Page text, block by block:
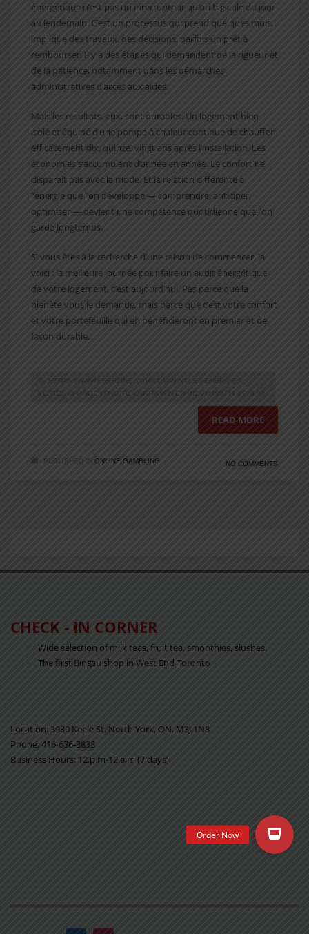
énergétique n’est pas un interrupteur qu’on bascule du jour
au lendemain. C’est un processus qui prend quelques mois,
implique des travaux, des décisions, parfois un prêt à
rembourser. Il y a des étapes qui demandent de la rigueur et
de la patience, notamment dans les démarches
administratives d’accès aux aides.
Mais les résultats, eux, sont durables. Un logement bien
isolé et équipé d’une pompe à chaleur continue de chauffer
efficacement dix, quinze, vingt ans après l’installation. Les
économies s’accumulent d’année en année. Le confort ne
disparaît pas avec la mode. Et la relation différente à
l’énergie que l’on développe — comprendre, anticiper,
optimiser — devient une compétence quotidienne que l’on
garde longtemps.
Si vous êtes à la recherche d’une raison de commencer, la
voici : la meilleure journée pour faire un audit énergétique
de votre logement, c’est aujourd’hui. Pas parce que la
planète vous le demande, mais parce que c’est votre confort
et votre portefeuille qui en bénéficieront en premier et de
façon durable.
HTTPS://WWW.ENERZINE.COM/COMMENT-LES-ENERGIES-
VERTES-CHANGENT-NOTRE-QUOTIDIEN-EN-MIEUX/188751-2026-06
READ MORE
PUBLISHED IN ONLINE GAMBLING NO COMMENTS
CHECK - IN CORNER
Wide selection of milk teas, fruit tea, smoothies, slushes.
The first Bingsu shop in West End Toronto
Location: 3930 Keele St, North York, ON, M3J 1N8
Phone: 416-636-3838
Business Hours: 12.p.m-12.a.m (7 days)